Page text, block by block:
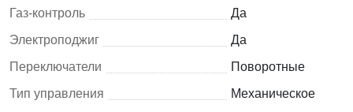
Газ-контроль
Да
Электроподжиг
Да
Переключатели
Поворотные
Тип управления
Механическое